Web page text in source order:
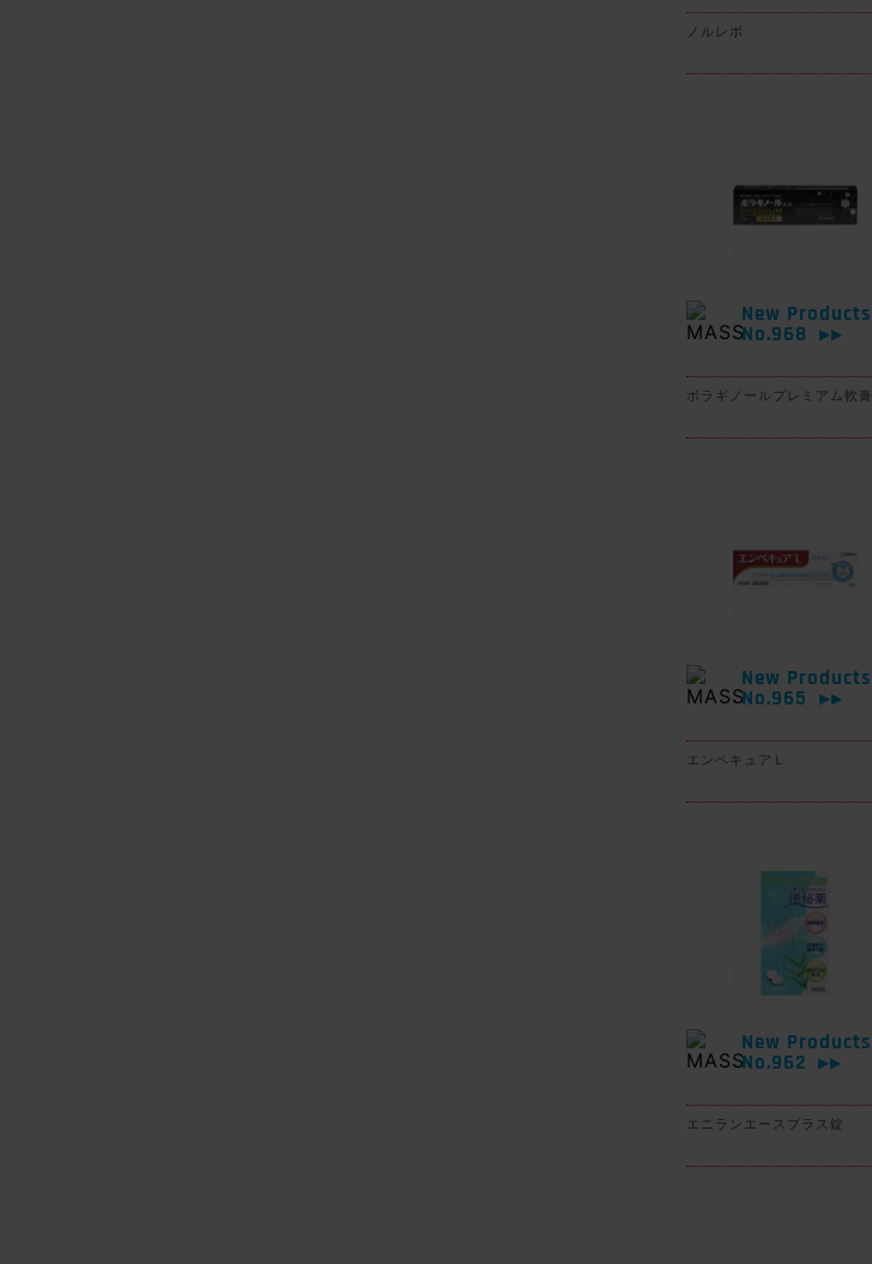
ノルレボ
New Products
No.968
▶▶
ボラギノールプレミアム軟膏
New Products
No.965
▶▶
エンペキュアＬ
New Products
No.962
▶▶
エニランエースプラス錠